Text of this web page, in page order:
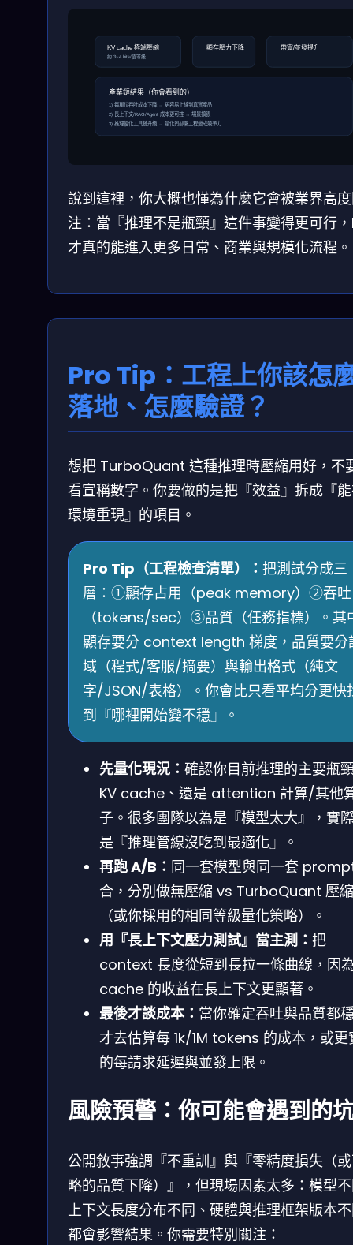
KV cache 極端壓縮
約 3~4 bits/值等級
顯存壓力下降 帶寬/並發提升
產業鏈結果（你會看到的）
1) 每單位吞吐成本下降 → 更容易上線到真實產品
2) 長上下文/RAG/Agent 成本更可控 → 場景擴張
3) 推理優化工具鏈升級 → 量化與部署工程變成競爭力
說到這裡，你大概也懂為什麼它會被業界高
注：當『推理不是瓶頸』這件事變得更可行，
才真的能進入更多日常、商業與規模化流程。
Pro Tip：工程上你該怎
落地、怎麼驗證？
想把 TurboQuant 這種推理時壓縮用好，不
看宣稱數字。你要做的是把『效益』拆成『
環境重現』的項目。
Pro Tip（工程檢查清單）： 把測試分成三
層：①顯存占用（peak memory）②吞吐
（tokens/sec）③品質（任務指標）。其
顯存要分 context length 梯度，品質要分
域（程式/客服/摘要）與輸出格式（純文
字/JSON/表格）。你會比只看平均分更快
到『哪裡開始變不穩』。
先量化現況： 確認你目前推理的主要瓶
KV cache、還是 attention 計算/其他
子。很多團隊以為是『模型太大』，實
是『推理管線沒吃到最適化』。
再跑 A/B： 同一套模型與同一套
合，分別做無壓縮 vs TurboQuant 壓縮
（或你採用的相同等級量化策略）。
用『長上下文壓力測試』當主測： 把
context 長度從短到長拉一條曲線，因
cache 的收益在長上下文更顯著。
最後才談成本： 當你確定吞吐與品質都
才去估算每 1k/1M tokens 的成本，或更
的每請求延遲與並發上限。
風險預警：你可能會遇到的
公開敘事強調『不重訓』與『零精度損失（
略的品質下降）』，但現場因素太多：模型
上下文長度分布不同、硬體與推理框架版本
都會影響結果。你需要特別關注：